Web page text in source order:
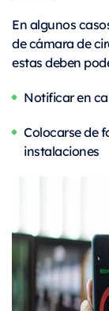
En algunos
de cámara de
estas deben
Notificar en
Colocarse de
instalaciones